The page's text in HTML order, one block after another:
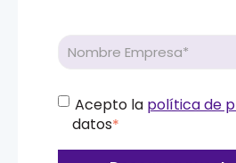
Acepto la política de
datos*